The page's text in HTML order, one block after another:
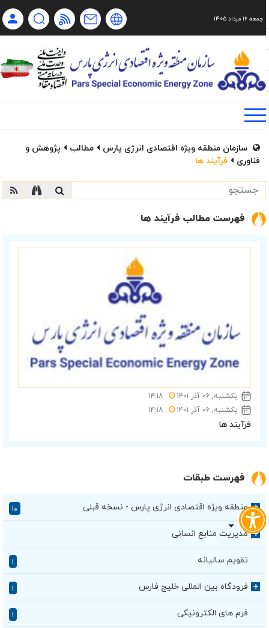
فا Ru Ch
جمعه ۱۶ مرداد ۱۴۰۵
سازمان منطقه ویژه اقتصادی انرژی پارس مطالب
پژوهش و
فناوری
فرآیند ها
فهرست مطالب فرآیند ها
یکشنبه, ۰۶ آذر ۱۴۰۱
۱۴:۱۸
یکشنبه, ۰۶ آذر ۱۴۰۱
۱۴:۱۸
فرآیند ها
فهرست طبقات
+ منطقه ویژه اقتصادی انرژی پارس - نسخه قبلی ۱۰
+ مدیریت منابع انسانی
تقویم سالیانه
+ فرودگاه بین المللی خلیج فارس
فرم های الکترونیکی